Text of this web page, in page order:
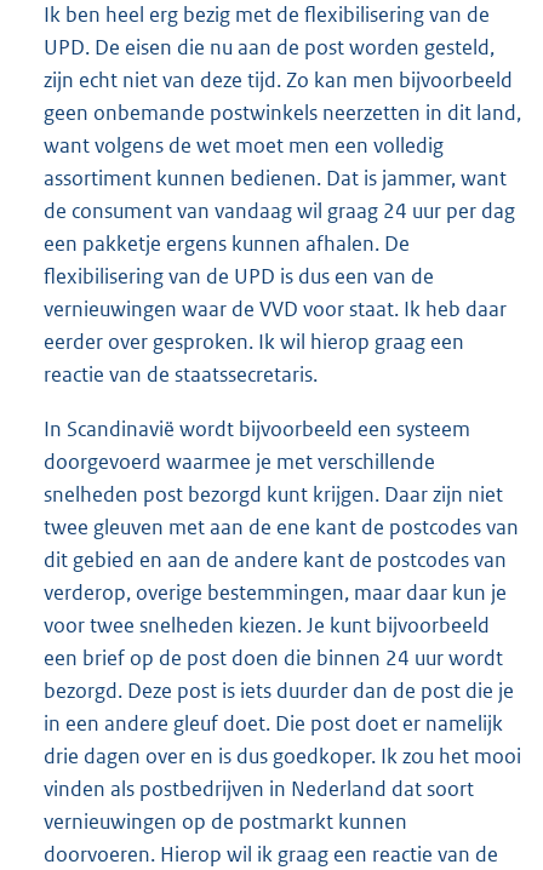
Ik ben heel erg bezig met de flexibilisering van de
UPD. De eisen die nu aan de post worden gesteld,
zijn echt niet van deze tijd. Zo kan men bijvoorbeeld
geen onbemande postwinkels neerzetten in dit land,
want volgens de wet moet men een volledig
assortiment kunnen bedienen. Dat is jammer, want
de consument van vandaag wil graag 24 uur per dag
een pakketje ergens kunnen afhalen. De
flexibilisering van de UPD is dus een van de
vernieuwingen waar de VVD voor staat. Ik heb daar
eerder over gesproken. Ik wil hierop graag een
reactie van de staatssecretaris.
In Scandinavië wordt bijvoorbeeld een systeem
doorgevoerd waarmee je met verschillende
snelheden post bezorgd kunt krijgen. Daar zijn niet
twee gleuven met aan de ene kant de postcodes van
dit gebied en aan de andere kant de postcodes van
verderop, overige bestemmingen, maar daar kun je
voor twee snelheden kiezen. Je kunt bijvoorbeeld
een brief op de post doen die binnen 24 uur wordt
bezorgd. Deze post is iets duurder dan de post die je
in een andere gleuf doet. Die post doet er namelijk
drie dagen over en is dus goedkoper. Ik zou het mooi
vinden als postbedrijven in Nederland dat soort
vernieuwingen op de postmarkt kunnen
doorvoeren. Hierop wil ik graag een reactie van de